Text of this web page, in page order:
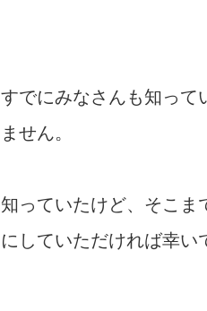
すでにみなさんも知って
ません。
知っていたけど、そこま
にしていただければ幸い